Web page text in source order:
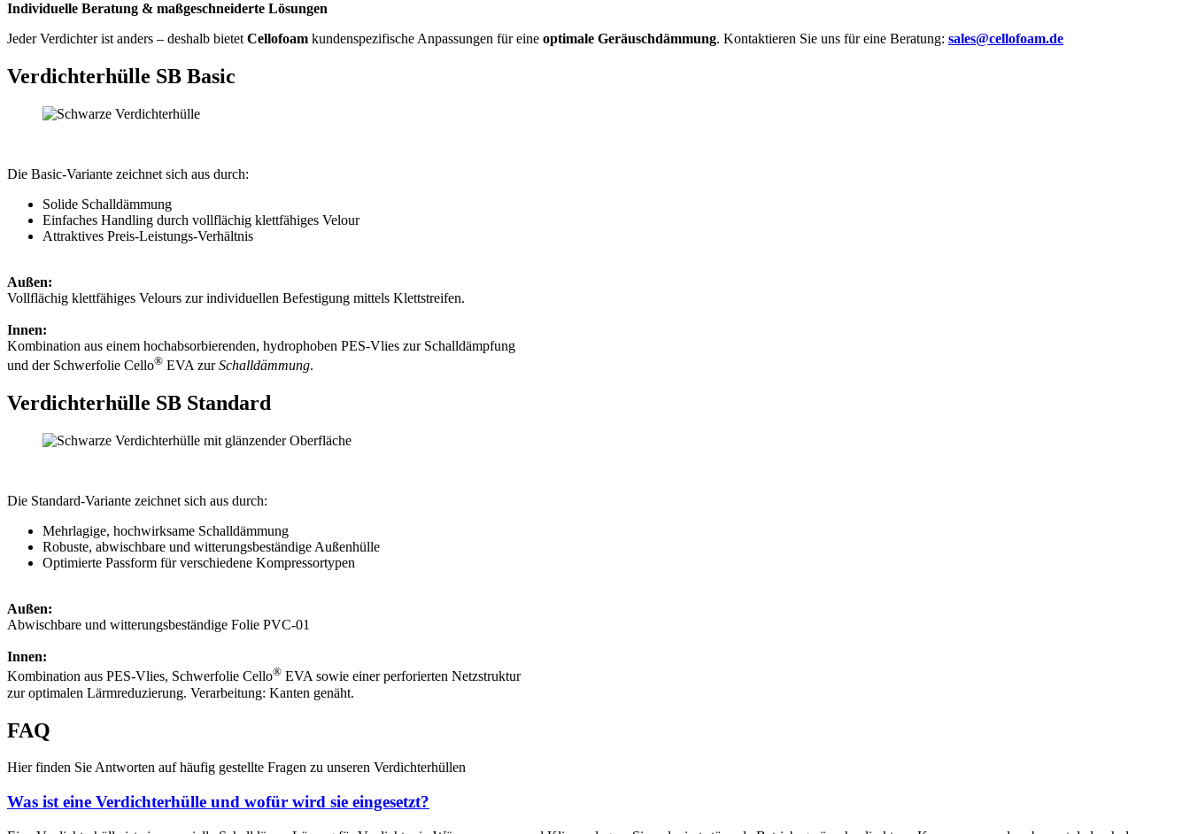
Individuelle Beratung & maßgeschneiderte Lösungen
Jeder Verdichter ist anders – deshalb bietet Cellofoam kundenspezifische Anpassungen für eine optimale Geräuschdämmung. Kontaktieren Sie uns für eine Beratung: sales@cellofoam.de
Verdichterhülle SB Basic
Die Basic-Variante zeichnet sich aus durch:
Solide Schalldämmung
Einfaches Handling durch vollflächig klettfähiges Velour
Attraktives Preis-Leistungs-Verhältnis
Außen:
Vollflächig klettfähiges Velours zur individuellen Befestigung mittels Klettstreifen.
Innen:
Kombination aus einem hochabsorbierenden, hydrophoben PES-Vlies zur Schalldämpfung
und der Schwerfolie Cello® EVA zurSchalldämmung.
Verdichterhülle SB Standard
Die Standard-Variante zeichnet sich aus durch:
Mehrlagige, hochwirksame Schalldämmung
Robuste, abwischbare und witterungsbeständige Außenhülle
Optimierte Passform für verschiedene Kompressortypen
Außen:
Abwischbare und witterungsbeständige Folie PVC-01
Innen:
Kombination aus PES-Vlies, Schwerfolie Cello® EVA sowie einer perforierten Netzstruktur
zur optimalen Lärmreduzierung. Verarbeitung: Kanten genäht.
FAQ
Hier finden Sie Antworten auf häufig gestellte Fragen zu unseren Verdichterhüllen
Was ist eine Verdichterhülle und wofür wird sie eingesetzt?